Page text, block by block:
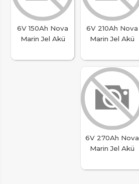
6V 150Ah Nova
Marin Jel Akü
6V 210Ah Nova
Marin Jel Akü
6V 270Ah Nova
Marin Jel Akü